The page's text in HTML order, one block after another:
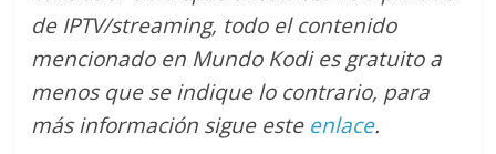
de IPTV/streaming, todo el contenido
mencionado en Mundo Kodi es gratuito a
menos que se indique lo contrario, para
más información sigue este enlace.